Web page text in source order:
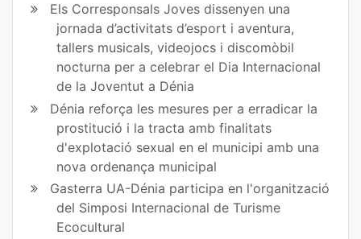
Els Corresponsals Joves dissenyen una
jornada d’activitats d’esport i aventura,
tallers musicals, videojocs i discomòbil
nocturna per a celebrar el Dia Internacional
de la Joventut a Dénia
Dénia reforça les mesures per a erradicar la
prostitució i la tracta amb finalitats
d'explotació sexual en el municipi amb una
nova ordenança municipal
Gasterra UA-Dénia participa en l'organització
del Simposi Internacional de Turisme
Ecocultural